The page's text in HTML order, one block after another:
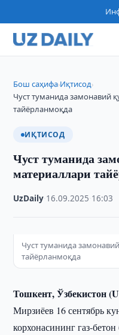
Бош саҳифа›Иқтисод›
Чуст туманида замонавий
тайёрланмоқда
ИҚТИСОД
Чуст туманида
материаллари
UzDaily 16.09.2025 16:03
Чуст туманида
тайёрланмоқда
Тошкент, Ўзбекистон
Мирзиёев 16 сентябрь
корхонасининг газ-